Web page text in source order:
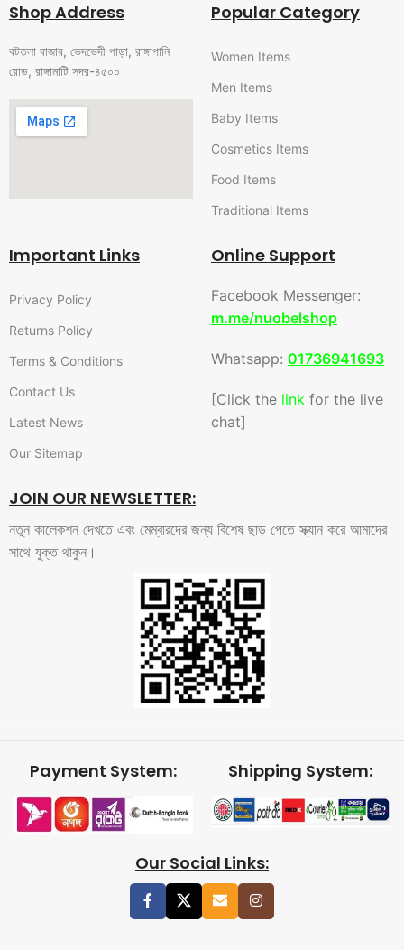
Shop Address
বটতলা বাজার, ভেদভেদী পাড়া, রাঙ্গাপানি
রোড, রাঙ্গামাটি সদর-৪৫০০
Popular Category
Women Items
Men Items
Baby Items
Cosmetics Items
Food Items
Traditional Items
Important Links
Privacy Policy
Returns Policy
Terms & Conditions
Contact Us
Latest News
Our Sitemap
Online Support
Facebook Messenger:
m.me/nuobelshop
Whatsapp: 01736941693
[Click the linkfor the live
chat]
JOIN OUR NEWSLETTER:
নতুন কালেকশন দেখতে এবং মেম্বারদের জন্য বিশেষ ছাড় পেতে স্ক্যান করে আমাদের
সাথে যুক্ত থাকুন।
Payment System: Shipping System:
Our Social Links: